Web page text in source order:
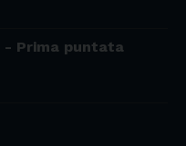
- Prima puntata